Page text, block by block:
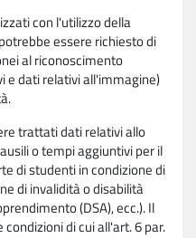
con l'utilizzo della
essere richiesto di
al riconoscimento
e dati relativi all'immagine)
trattati dati relativi allo
o tempi aggiuntivi per il
di studenti in condizione di
di invalidità o disabilità
(DSA), ecc.). Il
di cui all'art. 6 par.